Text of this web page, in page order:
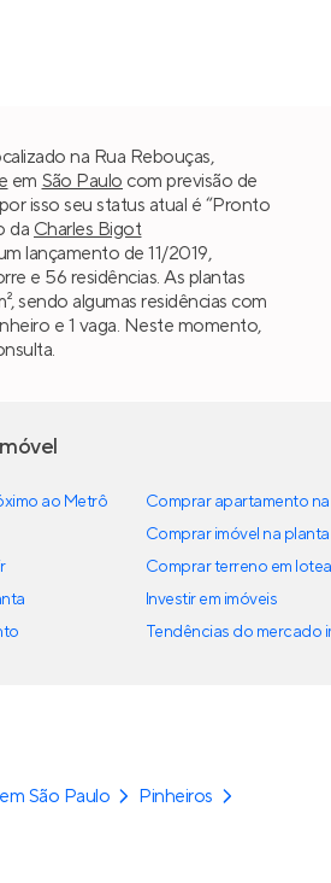
na Rua Rebouças,
em São Paulo com previsão de
isso seu status atual é “Pronto
da Charles Bigot
lançamento de 11/2019,
e 56 residências. As plantas
sendo algumas residências com
e 1 vaga. Neste momento,
ao Metrô
Comprar apartamento
Comprar imóvel na planta
Comprar terreno em
Investir em imóveis
Tendências do mercado
São Paulo
Pinheiros